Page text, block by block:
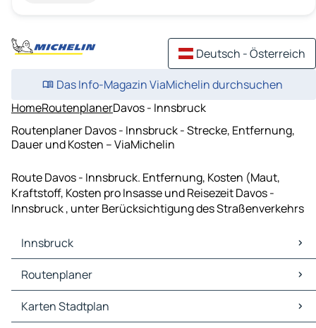
Deutsch - Österreich
Das Info-Magazin ViaMichelin durchsuchen
HomeRoutenplanerDavos - Innsbruck
Routenplaner Davos - Innsbruck - Strecke, Entfernung,
Dauer und Kosten – ViaMichelin
Route Davos - Innsbruck. Entfernung, Kosten (Maut,
Kraftstoff, Kosten pro Insasse und Reisezeit Davos -
Innsbruck , unter Berücksichtigung des Straßenverkehrs
Innsbruck
Innsbruck Karten Stadtplan
Innsbruck Verkehr
Innsbruck Hotels
Innsbruck Restaurants
Routenplaner
Routenplaner Innsbruck - München
Routenplaner Innsbruck - Augsburg
Karten Stadtplan